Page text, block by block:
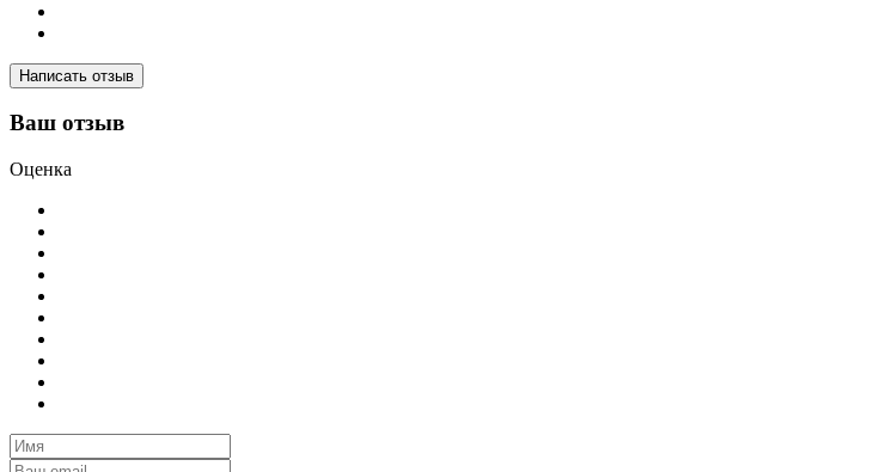
Написать отзыв
Ваш отзыв
Оценка